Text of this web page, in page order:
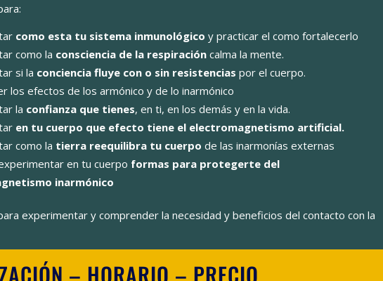
como esta tu sistema inmunológico y practicar el como fortalecerlo
como la consciencia de la respiración calma la mente.
si la conciencia fluye con o sin resistencias por el cuerpo.
los efectos de los armónico y de lo inarmónico
la confianza que tienes, en ti, en los demás y en la vida.
en tu cuerpo que efecto tiene el electromagnetismo artificial.
como la tierra reequilibra tu cuerpo de las inarmonías externas
en tu cuerpo formas para protegerte del
inarmónico
experimentar y comprender la necesidad y beneficios del contacto con la
– HORARIO – PRECIO